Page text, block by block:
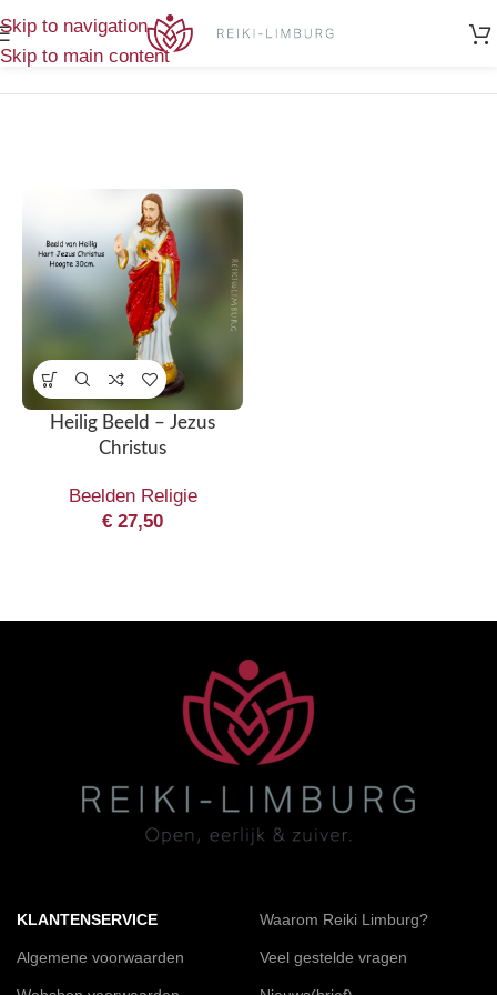
Skip to navigation
Skip to main content
Producten getagged “Jezus Christus”
Heilig Beeld – Jezus
Christus
Beelden Religie
€ 27,50
KLANTENSERVICE
Algemene voorwaarden
Waarom Reiki Limburg?
Veel gestelde vragen